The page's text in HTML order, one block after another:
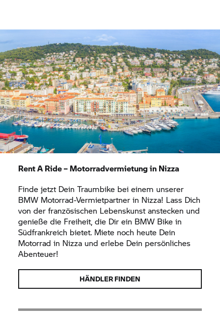
stattfinden – bis in die Prominenten-Hochburg
Saint-Tropez fahren kannst.
Rent A Ride– Motorradvermietung in Nizza
Finde jetzt Dein Traumbike bei einem unserer
BMW Motorrad-Vermietpartner in Nizza! Lass Dich
von der französischen Lebenskunst anstecken und
genieße die Freiheit, die Dir ein BMW Bike in
Südfrankreich bietet. Miete noch heute Dein
Motorrad in Nizza und erlebe Dein persönliches
Abenteuer!
HÄNDLER FINDEN